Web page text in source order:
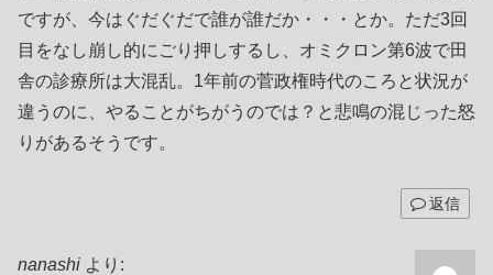
ですが、今はぐだぐだで誰が誰だか・・・とか。ただ3回
目をなし崩し的にごり押しするし、オミクロン第6波で田
舎の診療所は大混乱。1年前の菅政権時代のころと状況が
違うのに、やることがちがうのでは？と悲鳴の混じった怒
りがあるそうです。
返信
nanashi より: